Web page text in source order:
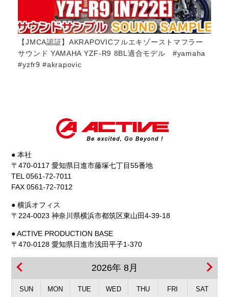
【JMCA認証】AKRAPOVICフルエキゾーストマフラー
サウンド YAMAHA YZF-R9 8BL適合モデル #yamaha
#yzfr9 #akrapovic
● 本社
〒470-0117 愛知県日進市藤塚七丁目55番地
TEL 0561-72-7011
FAX 0561-72-7012
● 横浜オフィス
〒224-0023 神奈川県横浜市都筑区東山田4-39-18
● ACTIVE PRODUCTION BASE
〒470-0128 愛知県日進市浅田平子1-370
2026年 8月
SUN MON TUE WED THU FRI SAT